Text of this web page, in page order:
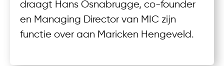
draagt Hans Osnabrugge, co-founder
en Managing Director van MIC zijn
functie over aan Maricken Hengeveld.